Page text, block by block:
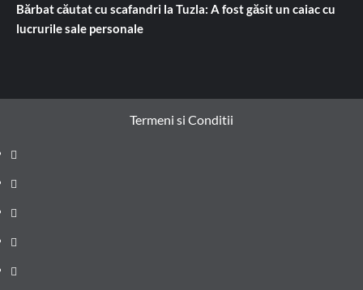
Bărbat căutat cu scafandri la Tuzla: A fost găsit un caiac cu
lucrurile sale personale
Termeni si Conditii
Prima
pagină
Știri
de
ultima
Administrație
locală
Actualitate
Justiție